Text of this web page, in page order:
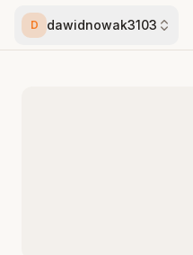
D dawidnowak3103